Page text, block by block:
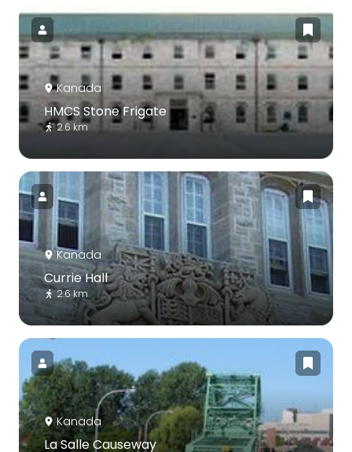
Kanada
HMCS Stone Frigate
2.6 km
Kanada
Currie Hall
2.6 km
Kanada
La Salle Causeway